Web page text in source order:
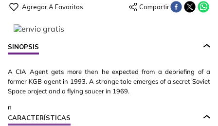
SINOPSIS
A CIA Agent gets more then he expected from a debriefing of a
former KGB agent in 1993. A strange tale emerges of a secret Soviet
Space project and a flying saucer in 1969.
n
CARACTERÍSTICAS